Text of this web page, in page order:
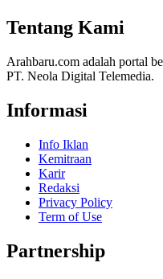
Tentang Kami
Arahbaru.com adalah portal
PT. Neola Digital Telemedia.
Informasi
Info Iklan
Kemitraan
Karir
Redaksi
Privacy Policy
Term of Use
Partnership